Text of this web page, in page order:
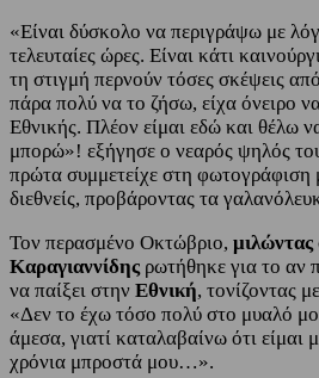
«Είναι δύσκολο να περιγράψω με
τελευταίες ώρες. Είναι κάτι
τη στιγμή περνούν τόσες σκέψεις
πάρα πολύ να το ζήσω, είχα όνειρο
Εθνικής. Πλέον είμαι εδώ και θέλω
μπορώ»! εξήγησε ο νεαρός ψηλός
πρώτα συμμετείχε στη φωτογράφιση
διεθνείς, προβάροντας τα
Τον περασμένο Οκτώβριο,
Καραγιαννίδης ρωτήθηκε για το αν
να παίξει στην Εθνική, τονίζοντας
«Δεν το έχω τόσο πολύ στο μυαλό
άμεσα, γιατί καταλαβαίνω ότι είμαι
χρόνια μπροστά μου…».